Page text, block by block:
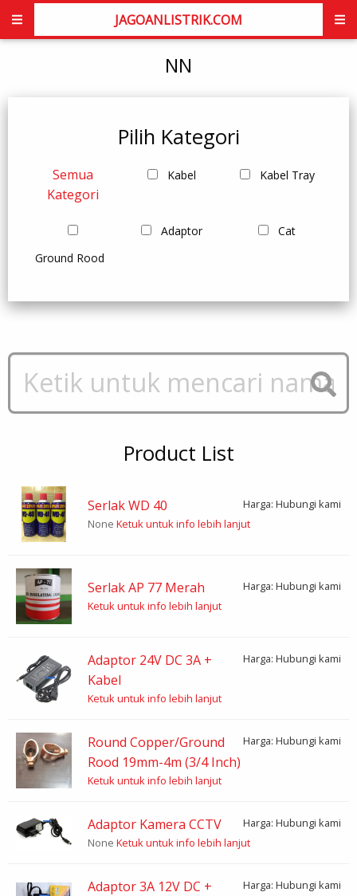
JAGOANLISTRIK.COM
NN
Pilih Kategori
Semua
Kategori
Kabel Kabel Tray
Ground Rood
Adaptor Cat
Product List
Serlak WD 40
Harga: Hubungi kami
None Ketuk untuk info lebih lanjut
Serlak AP 77 Merah
Harga: Hubungi kami
Ketuk untuk info lebih lanjut
Adaptor 24V DC 3A +
Kabel
Harga: Hubungi kami
Ketuk untuk info lebih lanjut
Round Copper/Ground
Rood 19mm-4m (3/4 Inch)
Harga: Hubungi kami
Ketuk untuk info lebih lanjut
Adaptor Kamera CCTV
Harga: Hubungi kami
None Ketuk untuk info lebih lanjut
Adaptor 3A 12V DC +
Harga: Hubungi kami